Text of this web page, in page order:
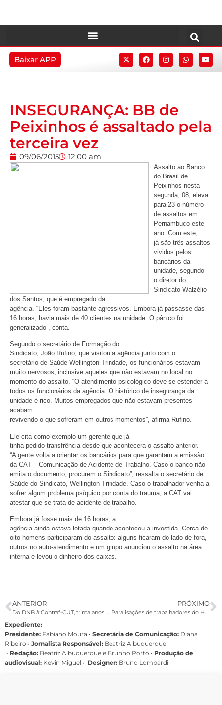
Baixar APP
INSEGURANÇA: BB de
Peixinhos é assaltado pela
terceira vez
09/06/2015 12:00 am
Assalto ao Banco
do Brasil de
Peixinhos nesta
segunda, 08, eleva
para 23 o número
de assaltos em
Pernambuco este
ano. Com este,
já são três assaltos
vividos pelos
bancários da
unidade, segundo
o diretor do
Sindicato Walzélio
dos Santos, que é empregado da
agência. “Eles foram bastante agressivos. Embora já passasse das
16 horas, havia mais de 40 clientes na unidade. O pânico foi
generalizado”, conta.
Segundo o secretário de Formação do
Sindicato, João Rufino, que visitou a agência junto com o
secretário de Saúde Wellington Trindade, os funcionários estavam
muito nervosos, inclusive aqueles que não estavam no local no
momento do assalto. “O atendimento psicológico deve se estender a
todos os funcionários da agência. O histórico de insegurança da
unidade é rico. Muitos empregados que não estavam presentes
acabam
revivendo o que sofreram em outros momentos”, afirma Rufino.
Ele cita como exemplo um gerente que já
tinha pedido transfrência desde que acontecera o assalto anterior.
“A gente volta a orientar os bancários para que garantam a emissão
da CAT – Comunicação de Acidente de Trabalho. Caso o banco não
emita o documento, procurem o Sindicato”, ressalta o secretário de
Saúde do Sindicato, Wellington Trindade. Caso o trabalhador venha a
sofrer algum problema psíquico por conta do trauma, a CAT vai
atestar que se trata de acidente de trabalho.
Embora já fosse mais de 16 horas, a
agência ainda estava lotada quando aconteceu a investida. Cerca de
oito homens participaram do assalto: alguns ficaram do lado de fora,
outros no auto-atendimento e um grupo anunciou o assalto na área
interna e levou o dinheiro dos caixas.
ANTERIOR PRÓXIMO
Expediente:
Presidente: Fabiano Moura • Secretária de Comunicação: Diana
Ribeiro • Jornalista Responsável: Beatriz Albuquerque
• Redação: Beatriz Albuquerque e Brunno Porto • Produção de
audiovisual: Kevin Miguel • Designer: Bruno Lombardi